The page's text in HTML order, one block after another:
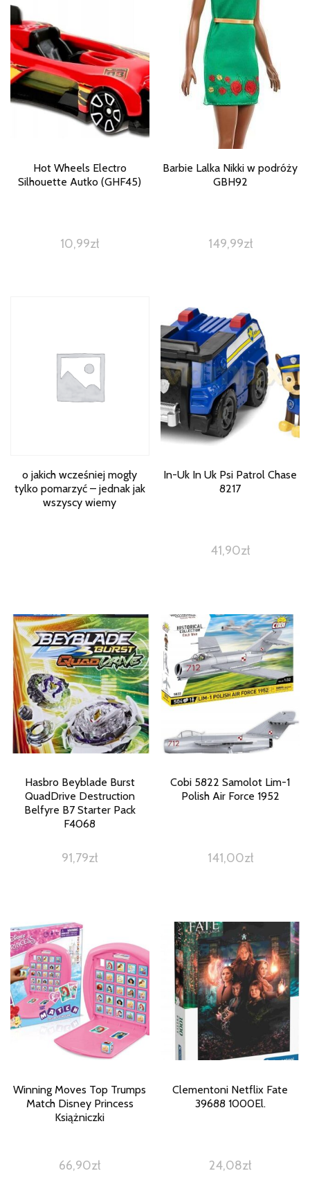
Hot Wheels Electro
Silhouette Autko (GHF45)
10,99zł
Barbie Lalka Nikki w podróży
GBH92
149,99zł
o jakich wcześniej mogły
tylko pomarzyć – jednak jak
wszyscy wiemy
In-Uk In Uk Psi Patrol Chase
8217
41,90zł
Hasbro Beyblade Burst
QuadDrive Destruction
Belfyre B7 Starter Pack
F4068
91,79zł
Cobi 5822 Samolot Lim-1
Polish Air Force 1952
141,00zł
Winning Moves Top Trumps
Match Disney Princess
Książniczki
66,90zł
Clementoni Netflix Fate
39688 1000El.
24,08zł